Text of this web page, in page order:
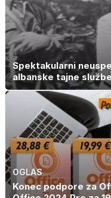
Spektakularni
albanske tajne službe
OGLAS
Konec podpore za